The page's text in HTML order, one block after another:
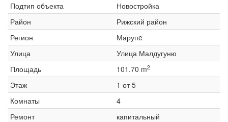
Подтип объекта
Новостройка
Район
Рижский район
Регион
Марупe
Улица
Улица Малдугуню
Площадь
101.70 m2
Этаж
1 от 5
Комнаты
4
Ремонт
капитальный